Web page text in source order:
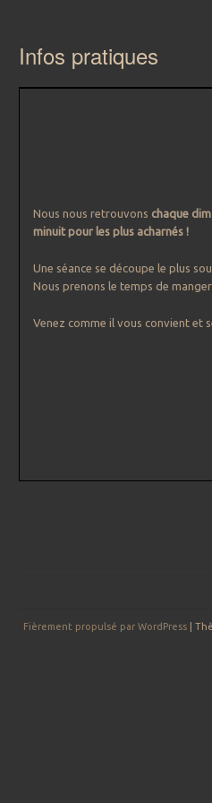
Infos pratiques
Nous nous retrouvons chaque
minuit pour les plus acharnés !
Une séance se découpe le plus
Nous prenons le temps de
Venez comme il vous convient et
Fièrement propulsé par WordPress |